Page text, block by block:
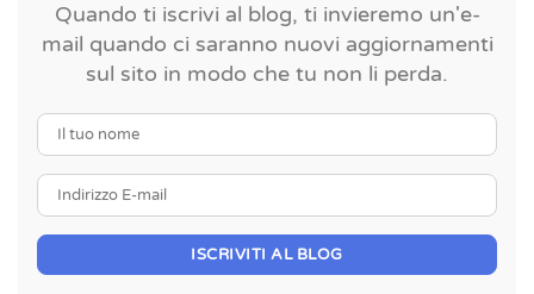
Quando ti iscrivi al blog, ti invieremo un'e-
mail quando ci saranno nuovi aggiornamenti
sul sito in modo che tu non li perda.
ISCRIVITI AL BLOG